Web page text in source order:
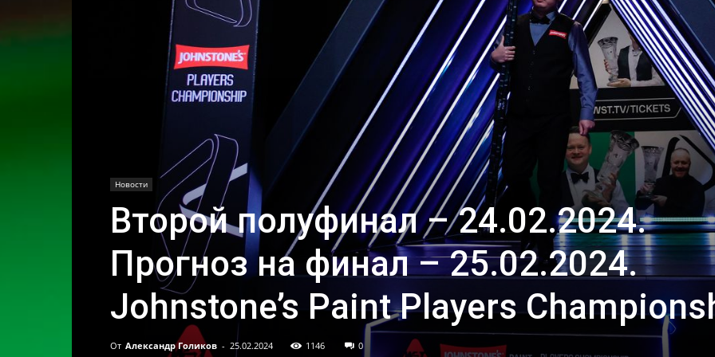
Новости
Второй полуфинал – 24.02.2024.
Прогноз на финал – 25.02.2024.
Johnstone’s Paint Players
От Александр Голиков - 25.02.2024 1146 0